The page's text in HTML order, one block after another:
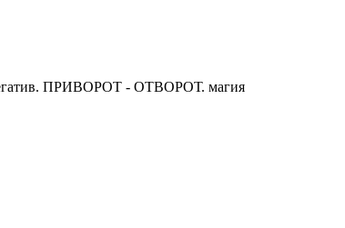
негатив. ПРИВОРОТ - ОТВОРОТ. магия